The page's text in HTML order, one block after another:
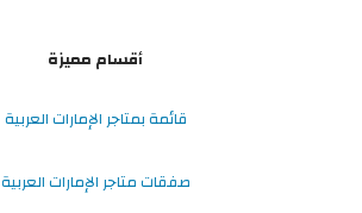
أقسام مميزة
قائمة بمتاجر الإمارات العربية
صفقات متاجر الإمارات العربية